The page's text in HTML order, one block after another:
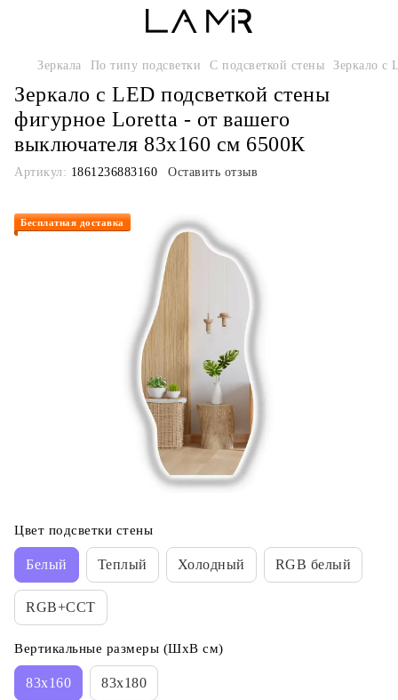
Зеркала По типу подсветки С подсветкой стены Зеркало с
Зеркало с LED подсветкой стены
фигурное Loretta - от вашего
выключателя 83х160 см 6500К
Артикул: 1861236883160 Оставить отзыв
Бесплатная доставка
Цвет подсветки стены
Белый Теплый Холодный RGB белый
RGB+CCT
Вертикальные размеры (ШхВ см)
83х160 83х180